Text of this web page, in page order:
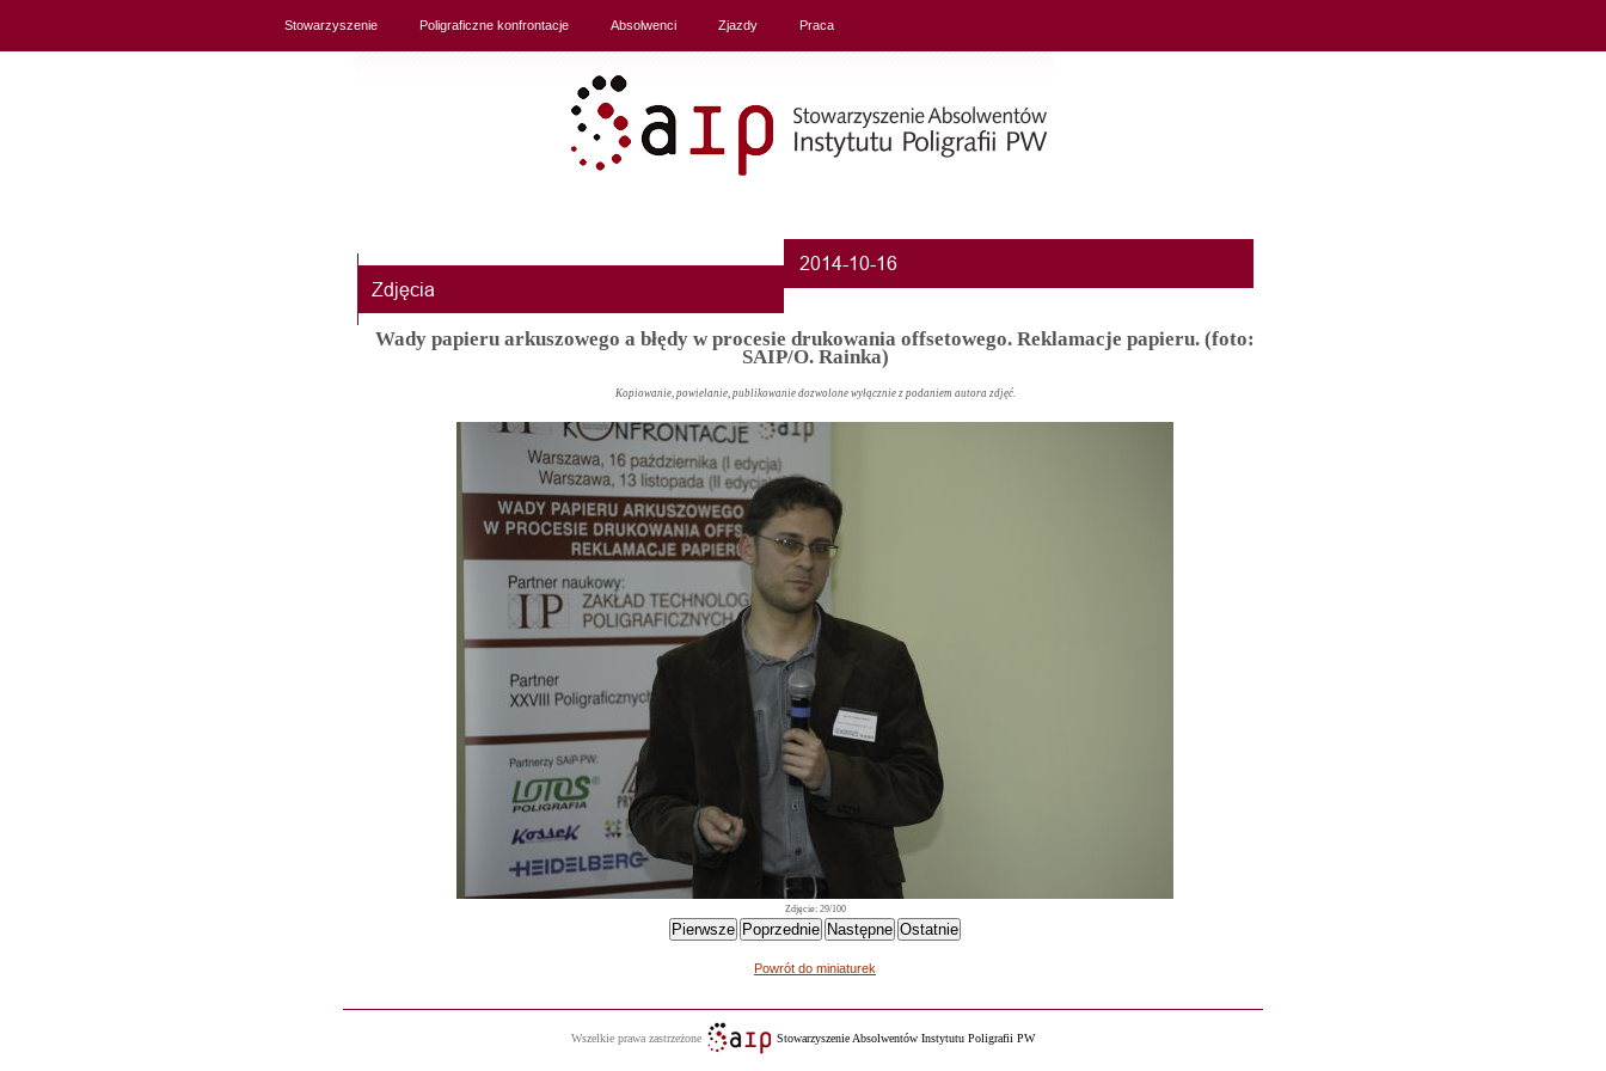
Stowarzyszenie Poligraficzne konfrontacje Absolwenci Zjazdy Praca
Wady papieru arkuszowego a błędy w procesie drukowania offsetowego. Reklamacje papieru. (foto:
SAIP/O. Rainka)
Kopiowanie, powielanie, publikowanie dozwolone wyłącznie z podaniem autora zdjęć.
Zdjęcie: 29/100
Powrót do miniaturek
Wszelkie prawa zastrzeżone Stowarzyszenie Absolwentów Instytutu Poligrafii PW